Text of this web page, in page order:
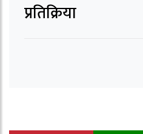
प्रतिक्रिया